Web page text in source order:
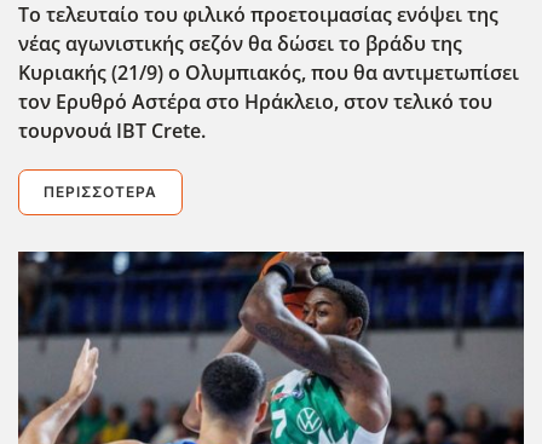
Το τελευταίο του φιλικό προετοιμασίας ενόψει της
νέας αγωνιστικής σεζόν θα δώσει το βράδυ της
Κυριακής (21/9) ο Ολυμπιακός, που θα αντιμετωπίσει
τον Ερυθρό Αστέρα στο Ηράκλειο, στον τελικό του
τουρνουά ΙΒΤ Crete.
ΠΕΡΙΣΣΌΤΕΡΑ